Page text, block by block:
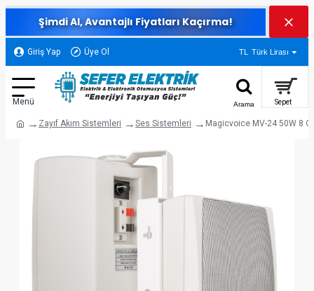
Şimdi Al, Avantajlı Fiyatları Kaçırma!
Giriş Yap Üye Ol TL Türk Lirası
Zayıf Akım Sistemleri Ses Sistemleri Magicvoice MV-24 50W 8